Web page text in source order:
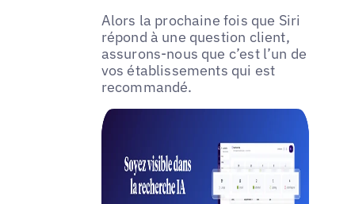
Alors la prochaine fois que Siri
répond à une question client,
assurons-nous que c’est l’un de
vos établissements qui est
recommandé.